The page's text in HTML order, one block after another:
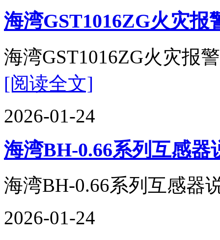
海湾GST1016ZG火灾
海湾GST1016ZG火灾报
[阅读全文]
2026-01-24
海湾BH-0.66系列互感器
海湾BH-0.66系列互感器
2026-01-24